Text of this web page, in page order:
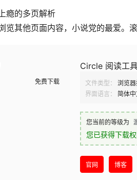
瘾的多页解析
览其他页面内容，小说党的最爱。
免费下载
Circle 阅读工
文件类型： 浏览
界面语言：
简体
您当前的等级为
您已获得下载
官网 博客